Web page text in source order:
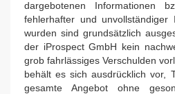
dargebotenen Informationen
fehlerhafter und unvollständiger
wurden sind grundsätzlich
der iProspect GmbH kein
grob fahrlässiges Verschulden
behält es sich ausdrücklich vor,
gesamte Angebot ohne